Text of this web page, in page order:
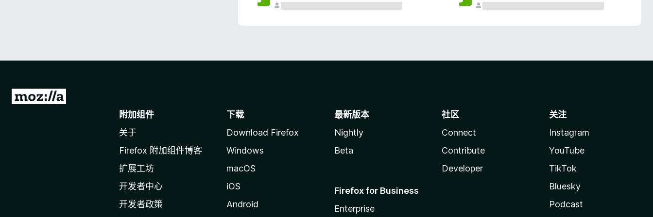
转
附加组件
关于
Firefox 附加组件博客
扩展工坊
开发者中心
开发者政策
下载
Download Firefox
Windows
macOS
iOS
Android
最新版本
Nightly
Beta
Firefox for Business
Enterprise
社区
Connect
Contribute
Developer
关注
Instagram
YouTube
TikTok
Bluesky
Podcast